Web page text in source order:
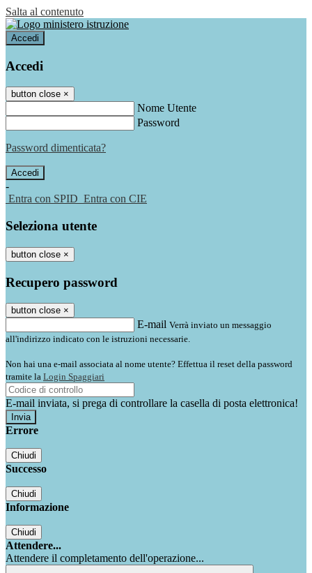
Salta al contenuto
Accedi
Accedi
button close ×
Nome Utente
Password
Password dimenticata?
-
Entra con SPID Entra con CIE
Seleziona utente
button close ×
Recupero password
button close ×
E-mail Verrà inviato un messaggio
all'indirizzo indicato con le istruzioni necessarie.
Non hai una e-mail associata al nome utente? Effettua il reset della password
tramite la Login Spaggiari
E-mail inviata, si prega di controllare la casella di posta elettronica!
Errore
Chiudi
Successo
Chiudi
Informazione
Chiudi
Attendere...
Attendere il completamento dell'operazione...